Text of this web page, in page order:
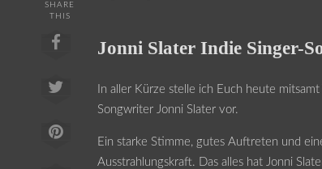
SHARE
THIS
Jonni Slater Indie Singer-
In aller Kürze stelle ich Euch heute
Songwriter Jonni Slater vor.
Ein starke Stimme, gutes Auftreten und
Ausstrahlungskraft. Das alles hat Jonni